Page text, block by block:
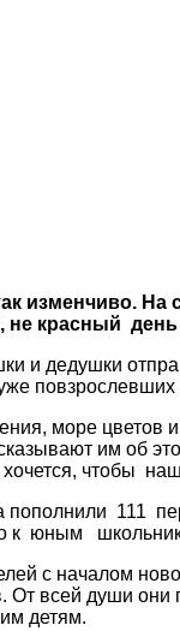
изменчиво.
красный день
и дедушки
повзрослевших
море
им об
чтобы
пополнили 111
к юным
с началом
всей души они
детям.